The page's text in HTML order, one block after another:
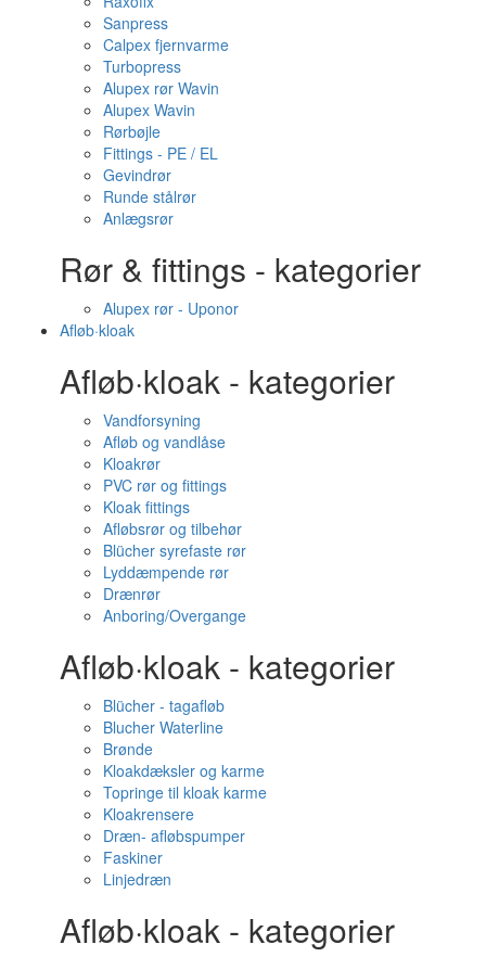
Sanpress
Calpex fjernvarme
Turbopress
Alupex rør Wavin
Alupex Wavin
Rørbøjle
Fittings - PE / EL
Gevindrør
Runde stålrør
Anlægsrør
Rør & fittings - kategorier
Alupex rør - Uponor
Afløb·kloak
Afløb·kloak - kategorier
Vandforsyning
Afløb og vandlåse
Kloakrør
PVC rør og fittings
Kloak fittings
Afløbsrør og tilbehør
Blücher syrefaste rør
Lyddæmpende rør
Drænrør
Anboring/Overgange
Afløb·kloak - kategorier
Blücher - tagafløb
Blucher Waterline
Brønde
Kloakdæksler og karme
Topringe til kloak karme
Kloakrensere
Dræn- afløbspumper
Faskiner
Linjedræn
Afløb·kloak - kategorier